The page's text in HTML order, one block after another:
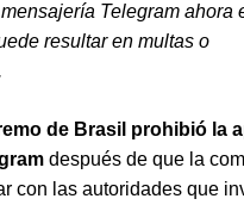
Telegram ahora
resultar en multas o
de Brasil prohibió la
después de que la
con las autoridades que